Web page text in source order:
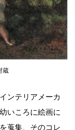
蔵
ンテリアメーカ
いころに絵画に
蒐集、そのコレ